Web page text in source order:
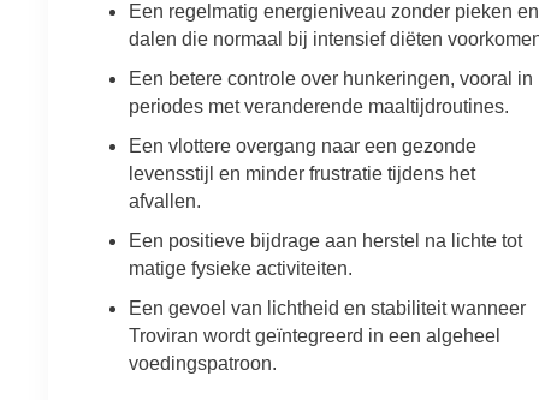
Een regelmatig energieniveau zonder pieken en
dalen die normaal bij intensief diëten
Een betere controle over hunkeringen, vooral in
periodes met veranderende maaltijdroutines.
Een vlottere overgang naar een gezonde
levensstijl en minder frustratie tijdens het
afvallen.
Een positieve bijdrage aan herstel na lichte tot
matige fysieke activiteiten.
Een gevoel van lichtheid en stabiliteit wanneer
Troviran wordt geïntegreerd in een algeheel
voedingspatroon.